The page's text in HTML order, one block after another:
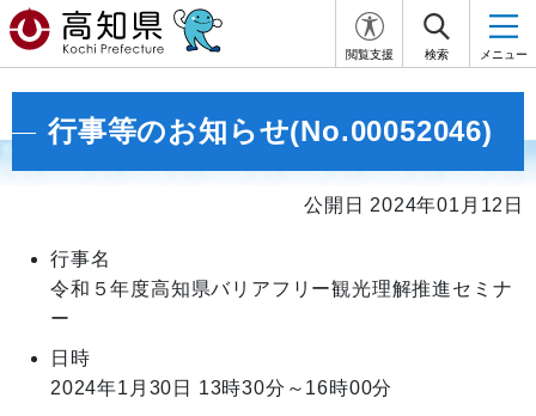
閲覧支援 検索 メニュー
行事等のお知らせ(No.00052046)
公開日 2024年01月12日
行事名
令和５年度高知県バリアフリー観光理解推進セミナ
ー
日時
2024年1月30日
13時30分～16時00分